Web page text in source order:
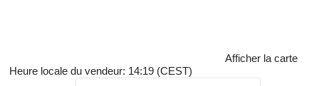
Afficher la carte
Heure locale du vendeur: 14:19 (CEST)